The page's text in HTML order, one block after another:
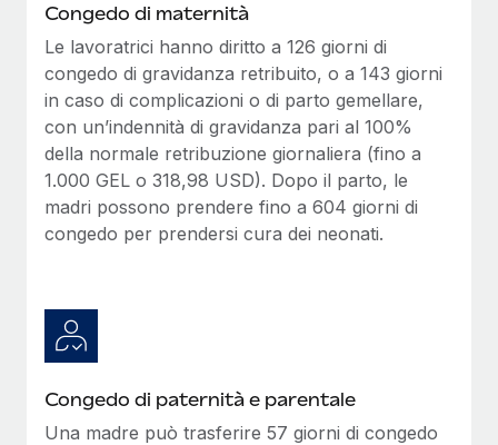
Congedo di maternità
Le lavoratrici hanno diritto a 126 giorni di
congedo di gravidanza retribuito, o a 143 giorni
in caso di complicazioni o di parto gemellare,
con un’indennità di gravidanza pari al 100%
della normale retribuzione giornaliera (fino a
1.000 GEL o 318,98 USD). Dopo il parto, le
madri possono prendere fino a 604 giorni di
congedo per prendersi cura dei neonati.
Congedo di paternità e parentale
Una madre può trasferire 57 giorni di congedo